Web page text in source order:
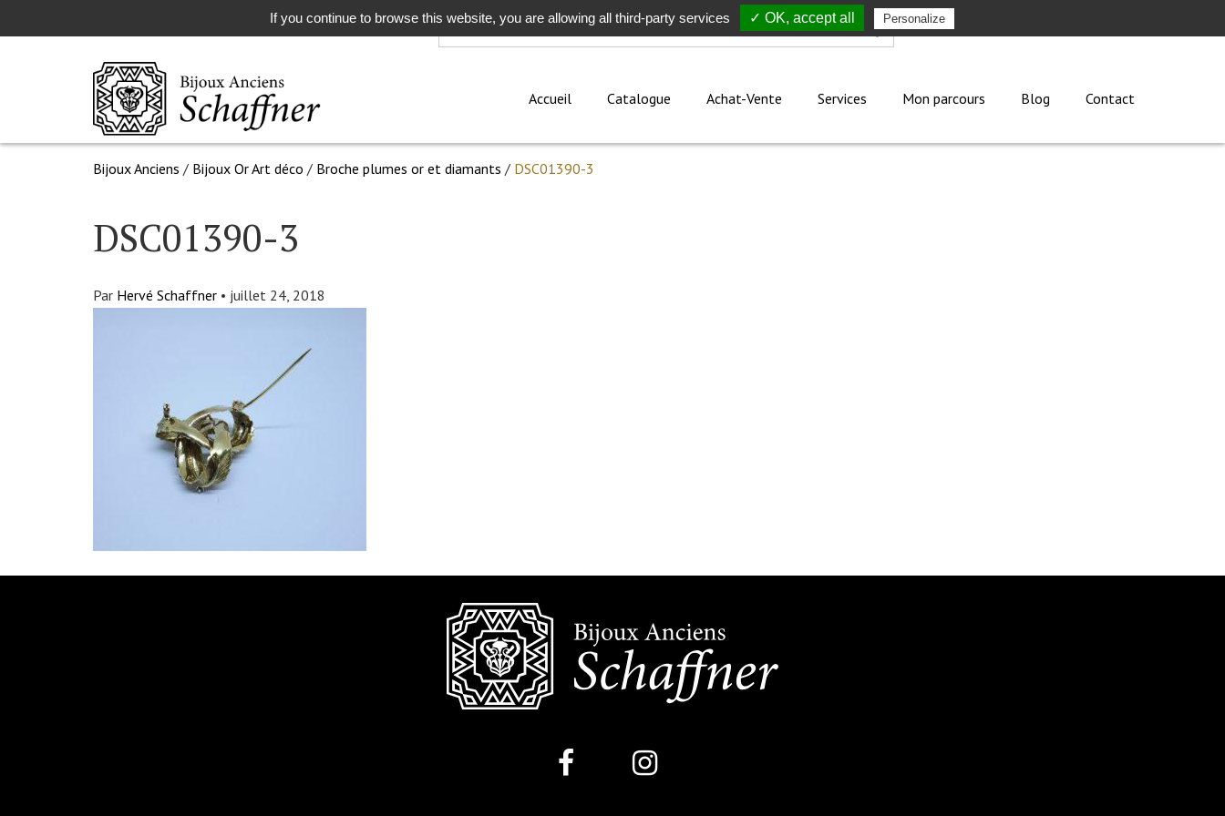
Rechercher
Accueil Catalogue Achat-Vente Services Mon parcours Blog Contact
Bijoux Anciens / Bijoux Or Art déco / Broche plumes or et diamants / DSC01390-3
DSC01390-3
Par Hervé Schaffner • juillet 24, 2018
If you continue to browse this website, you are allowing all third-party services ✓ OK, accept all Personalize